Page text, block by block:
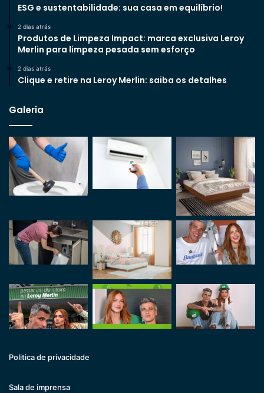
ESG e sustentabilidade: sua casa em equilíbrio!
2 dias atrás
Produtos de Limpeza Impact: marca exclusiva Leroy
Merlin para limpeza pesada sem esforço
2 dias atrás
Clique e retire na Leroy Merlin: saiba os detalhes
Galeria
Politica de privacidade
Sala de imprensa